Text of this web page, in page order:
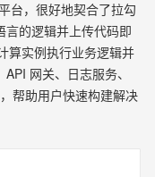
台，很好地契合了拉勾
的逻辑并上传代码即
算实例执行业务逻辑并
网关、日志服务、
帮助用户快速构建解决